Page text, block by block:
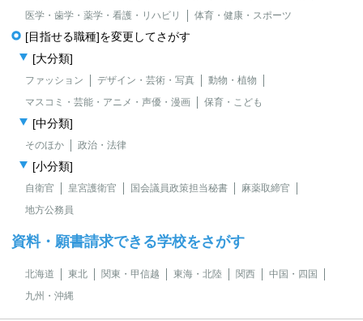
医学・歯学・薬学・看護・リハビリ
体育・健康・スポーツ
[目指せる職種]を変更してさがす
[大分類]
ファッション デザイン・芸術・写真
動物・植物
マスコミ・芸能・アニメ・声優・漫画
保育・こども
[中分類]
そのほか 政治・法律
[小分類]
自衛官 皇宮護衛官 国会議員政策担当秘書
麻薬取締官
地方公務員
資料・願書請求できる学校をさがす
北海道 東北 関東・甲信越 東海・北陸 関西
中国・四国
九州・沖縄